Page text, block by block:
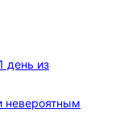
день из